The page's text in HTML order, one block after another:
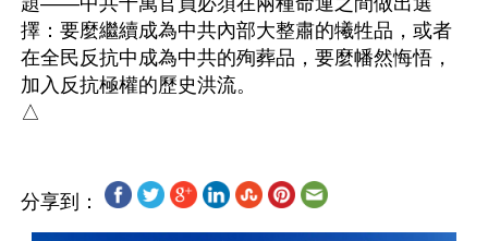
擇：要麼繼續成為中共內部大整肅的犧牲品，或者
在全民反抗中成為中共的殉葬品，要麼幡然悔悟，
加入反抗極權的歷史洪流。
分享到：